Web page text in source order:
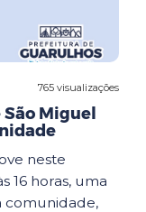
765 visualizações
São Miguel
neste
16 horas, uma
comunidade,